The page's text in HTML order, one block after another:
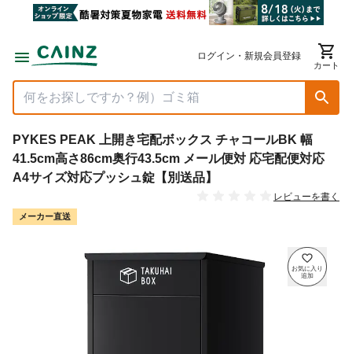
ログイン・新規会員登録
カート
PYKES PEAK 上開き宅配ボックス チャコールBK 幅
41.5cm高さ86cm奥行43.5cm メール便対 応宅配便対応
A4サイズ対応プッシュ錠【別送品】
レビューを書く
メーカー直送